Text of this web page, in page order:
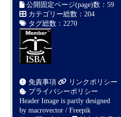
公開固定ページ(page)数：59
カテゴリー総数：204
タグ総数：2270
免責事項
リンクポリシー
プライバシーポリシー
Header Image is partly designed
by macrovector / Freepik